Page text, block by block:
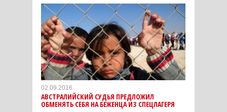
02.09.2016
АВСТРАЛИЙСКИЙ СУДЬЯ ПРЕДЛОЖИЛ
ОБМЕНЯТЬ СЕБЯ НА БЕЖЕНЦА ИЗ СПЕЦЛАГЕРЯ